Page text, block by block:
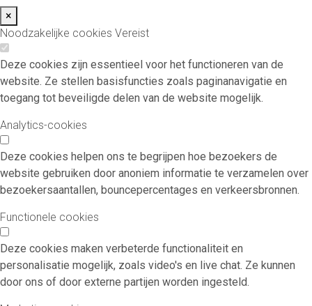
×
Noodzakelijke cookies Vereist
Deze cookies zijn essentieel voor het functioneren van de
website. Ze stellen basisfuncties zoals paginanavigatie en
toegang tot beveiligde delen van de website mogelijk.
Analytics-cookies
Deze cookies helpen ons te begrijpen hoe bezoekers de
website gebruiken door anoniem informatie te verzamelen over
bezoekersaantallen, bouncepercentages en verkeersbronnen.
Functionele cookies
Deze cookies maken verbeterde functionaliteit en
personalisatie mogelijk, zoals video's en live chat. Ze kunnen
door ons of door externe partijen worden ingesteld.